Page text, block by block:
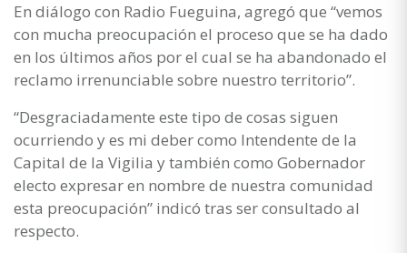
En diálogo con Radio Fueguina, agregó que “vemos
con mucha preocupación el proceso que se ha dado
en los últimos años por el cual se ha abandonado el
reclamo irrenunciable sobre nuestro territorio”.
“Desgraciadamente este tipo de cosas siguen
ocurriendo y es mi deber como Intendente de la
Capital de la Vigilia y también como Gobernador
electo expresar en nombre de nuestra comunidad
esta preocupación” indicó tras ser consultado al
respecto.